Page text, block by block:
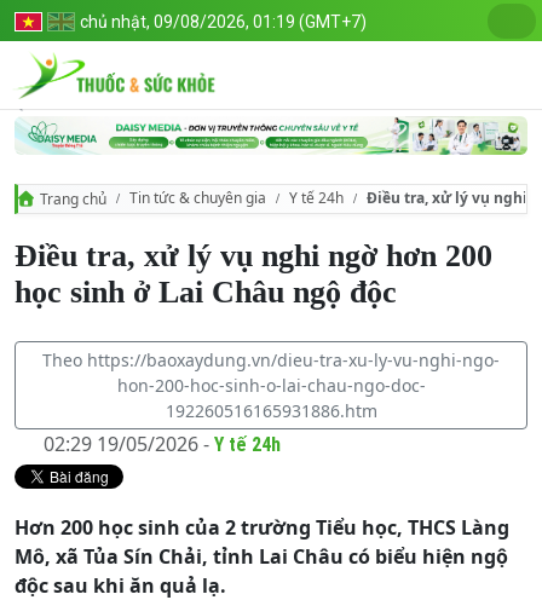
chủ nhật, 09/08/2026, 01:19 (GMT+7)
Trang chủ Tin tức & chuyên gia Y tế 24h Điều tra, xử lý vụ nghi
Điều tra, xử lý vụ nghi ngờ hơn 200
học sinh ở Lai Châu ngộ độc
Theo https://baoxaydung.vn/dieu-tra-xu-ly-vu-nghi-ngo-
hon-200-hoc-sinh-o-lai-chau-ngo-doc-
192260516165931886.htm
02:29 19/05/2026 - Y tế 24h
Hơn 200 học sinh của 2 trường Tiểu học, THCS Làng
Mô, xã Tủa Sín Chải, tỉnh Lai Châu có biểu hiện ngộ
độc sau khi ăn quả lạ.